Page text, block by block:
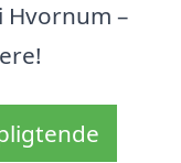
Hvornum –